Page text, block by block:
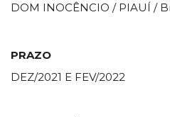
DOM INOCÊNCIO / PIAUÍ /
PRAZO
DEZ/2021 E FEV/2022